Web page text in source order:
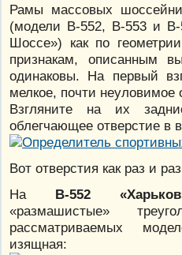
Рамы массовых
(модели В-552, В-553 и В-
Шоссе») как по
признакам, описанным
одинаковы. На первый
мелкое, почти неуловимое
Взгляните на их
облегчающее отверстие в
Вот отверстия как раз и
На В-552
«размашистые»
рассматриваемых
изящная: